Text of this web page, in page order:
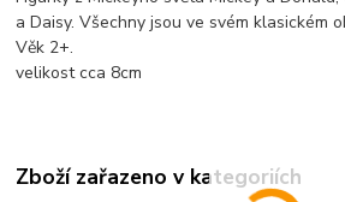
a Daisy. Všechny jsou ve svém klasickém
Věk 2+.
velikost cca 8cm
Zboží zařazeno v kategoriích